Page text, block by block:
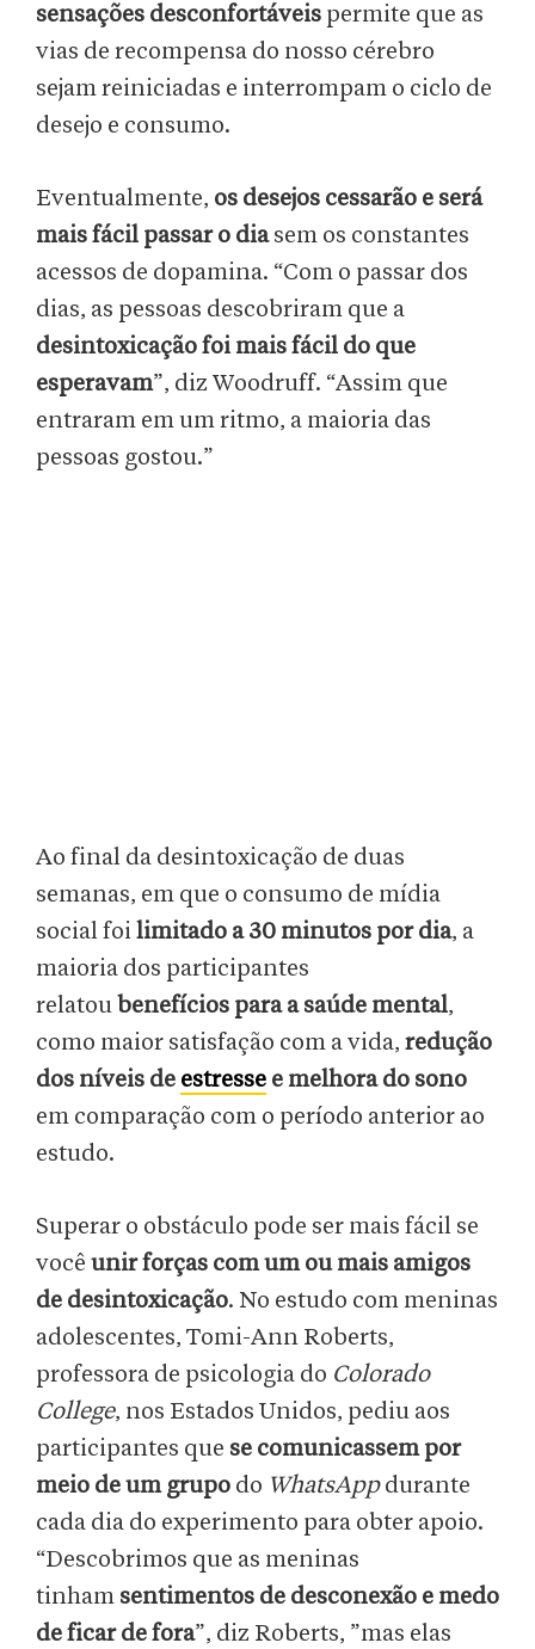
sensações desconfortáveis permite que as
vias de recompensa do nosso cérebro
sejam reiniciadas e interrompam o ciclo de
desejo e consumo.
Eventualmente, os desejos cessarão e será
mais fácil passar o diasem os constantes
acessos de dopamina. “Com o passar dos
dias, as pessoas descobriram que a
desintoxicação foi mais fácil do que
esperavam”, diz Woodruff. “Assim que
entraram em um ritmo, a maioria das
pessoas gostou.”
Ao final da desintoxicação de duas
semanas, em que o consumo de mídia
social foilimitado a 30 minutos por dia, a
maioria dos participantes
relatou benefícios para a saúde mental,
como maior satisfação com a vida, redução
dos níveis de estresse e melhora do sono
em comparação com o período anterior ao
estudo.
Superar o obstáculo pode ser mais fácil se
você unir forças com um ou mais amigos
de desintoxicação. No estudo com meninas
adolescentes, Tomi-Ann Roberts,
professora de psicologia do Colorado
College, nos Estados Unidos, pediu aos
participantes que se comunicassem por
meio de um grupo do WhatsAppdurante
cada dia do experimento para obter apoio.
“Descobrimos que as meninas
tinham sentimentos de desconexão e medo
de ficar de fora”, diz Roberts, ”mas elas